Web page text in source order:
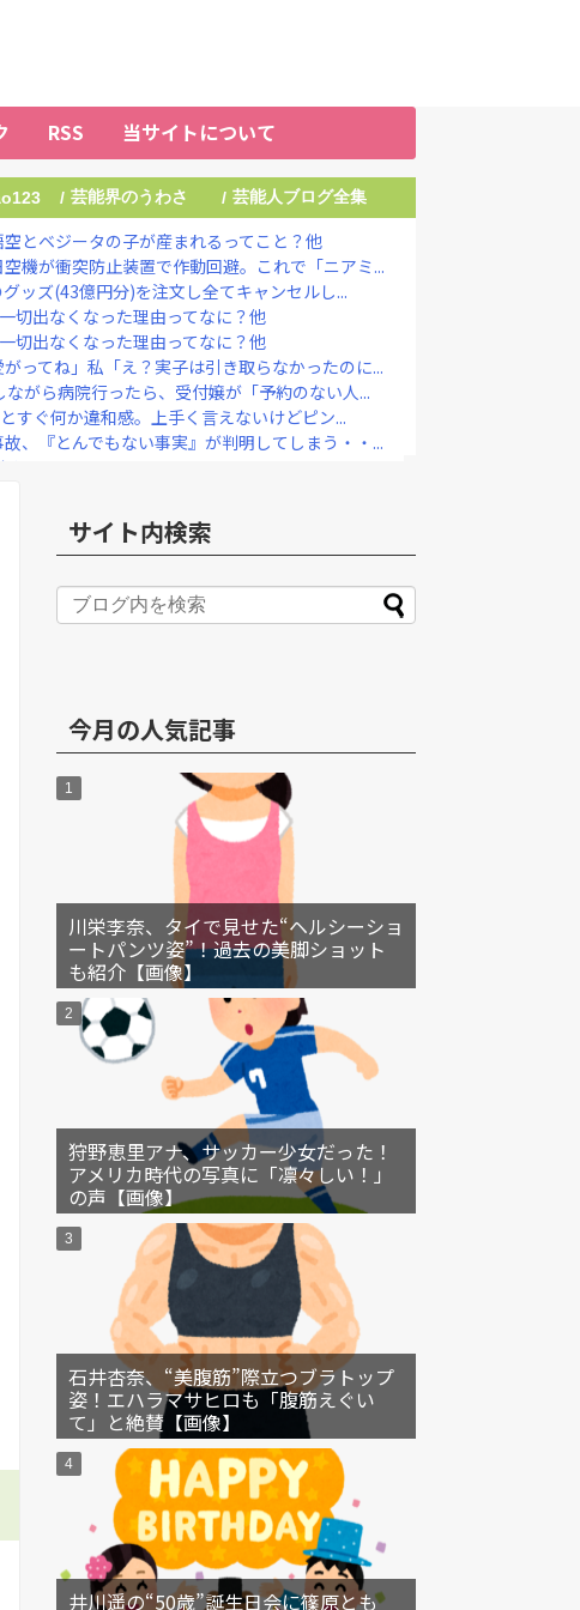
RSS 当サイトについて
/ 芸能界のうわさ / 芸能人ブログ全集
とベジータの子が産まれるってこと？他
空機が衝突防止装置で作動回避。これで「ニアミ...
グッズ(43億円分)を注文し全てキャンセルし...
切出なくなった理由ってなに？他
切出なくなった理由ってなに？他
ってね」私「え？実子は引き取らなかったのに...
がら病院行ったら、受付嬢が「予約のない人...
すぐ何か違和感。上手く言えないけどピン...
故、『とんでもない事実』が判明してしまう・・...
ｗｗｗｗｗｗｗｗｗ
が授かり婚、かつてはキングカズ＆ゴン中山も…...
サイト内検索
今月の人気記事
川栄李奈、タイで見せた“ヘルシーショ
ートパンツ姿”！過去の美脚ショット
も紹介【画像】
狩野恵里アナ、サッカー少女だった！
アメリカ時代の写真に「凛々しい！」
の声【画像】
石井杏奈、“美腹筋”際立つブラトップ
姿！エハラマサヒロも「腹筋えぐい
て」と絶賛【画像】
井川遥の“50歳”誕生日会に篠原とも